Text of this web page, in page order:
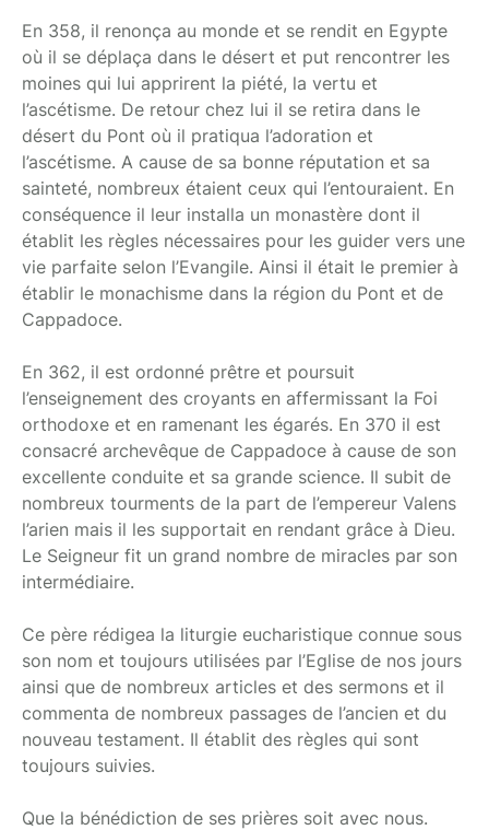
En 358, il renonça au monde et se rendit en Egypte
où il se déplaça dans le désert et put rencontrer les
moines qui lui apprirent la piété, la vertu et
l’ascétisme. De retour chez lui il se retira dans le
désert du Pont où il pratiqua l’adoration et
l’ascétisme. A cause de sa bonne réputation et sa
sainteté, nombreux étaient ceux qui l’entouraient. En
conséquence il leur installa un monastère dont il
établit les règles nécessaires pour les guider vers une
vie parfaite selon l’Evangile. Ainsi il était le premier à
établir le monachisme dans la région du Pont et de
Cappadoce.
En 362, il est ordonné prêtre et poursuit
l’enseignement des croyants en affermissant la Foi
orthodoxe et en ramenant les égarés. En 370 il est
consacré archevêque de Cappadoce à cause de son
excellente conduite et sa grande science. Il subit de
nombreux tourments de la part de l’empereur Valens
l’arien mais il les supportait en rendant grâce à Dieu.
Le Seigneur fit un grand nombre de miracles par son
intermédiaire.
Ce père rédigea la liturgie eucharistique connue sous
son nom et toujours utilisées par l’Eglise de nos jours
ainsi que de nombreux articles et des sermons et il
commenta de nombreux passages de l’ancien et du
nouveau testament. Il établit des règles qui sont
toujours suivies.
Que la bénédiction de ses prières soit avec nous.